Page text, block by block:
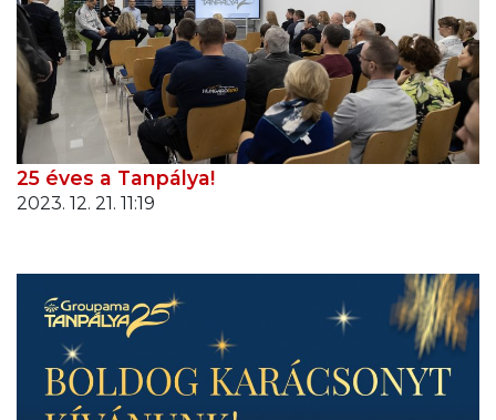
25 éves a Tanpálya!
2023. 12. 21. 11:19